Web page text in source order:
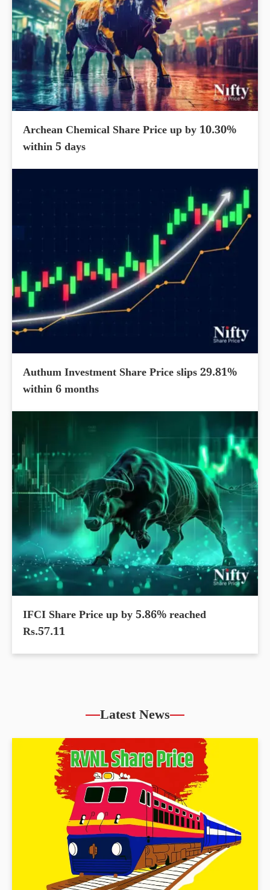
Archean Chemical Share Price up by 10.30%
within 5 days
Authum Investment Share Price slips 29.81%
within 6 months
IFCI Share Price up by 5.86% reached
Rs.57.11
Latest News